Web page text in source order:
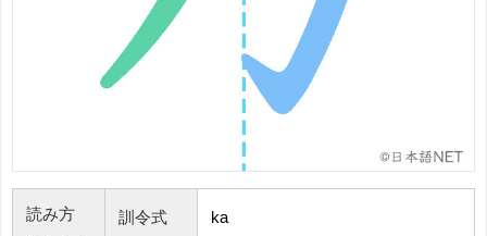
読み方
訓令式 ka